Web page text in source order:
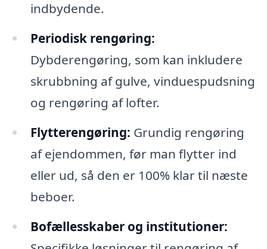
indbydende.
Periodisk rengøring:
Dybderengøring, som kan inkludere
skrubbning af gulve, vinduespudsning
og rengøring af lofter.
Flytterengøring: Grundig rengøring
af ejendommen, før man flytter ind
eller ud, så den er 100% klar til næste
beboer.
Bofællesskaber og institutioner: